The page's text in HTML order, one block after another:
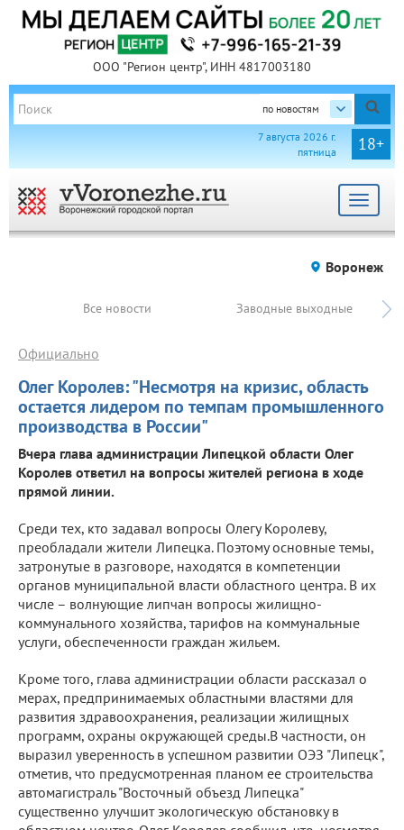
ООО "Регион центр", ИНН 4817003180
по новостям
18+
7 августа 2026 г.
пятница
Toggle
Воронеж
Все новости Заводные выходные
Олег Королев: "Несмотря на кризис, область
остается лидером по темпам промышленного
производства в России"
Официально
Вчера глава администрации Липецкой области Олег
Королев ответил на вопросы жителей региона в ходе
прямой линии.
Среди тех, кто задавал вопросы Олегу Королеву,
преобладали жители Липецка. Поэтому основные темы,
затронутые в разговоре, находятся в компетенции
органов муниципальной власти областного центра. В их
числе – волнующие липчан вопросы жилищно-
коммунального хозяйства, тарифов на коммунальные
услуги, обеспеченности граждан жильем.
Кроме того, глава администрации области рассказал о
мерах, предпринимаемых областными властями для
развития здравоохранения, реализации жилищных
программ, охраны окружающей среды.В частности, он
выразил уверенность в успешном развитии ОЭЗ "Липецк",
отметив, что предусмотренная планом ее строительства
автомагистраль "Восточный объезд Липецка"
существенно улучшит экологическую обстановку в